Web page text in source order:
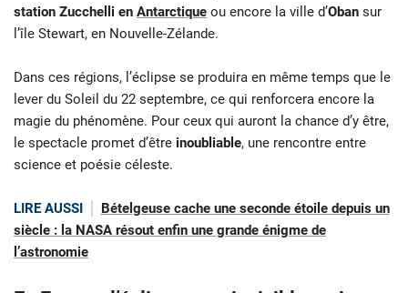
station Zucchelli en Antarctique ou encore la ville d’Oban sur
l’île Stewart, en Nouvelle-Zélande.
Dans ces régions, l’éclipse se produira en même temps que le
lever du Soleil du 22 septembre, ce qui renforcera encore la
magie du phénomène. Pour ceux qui auront la chance d’y être,
le spectacle promet d’être inoubliable, une rencontre entre
science et poésie céleste.
LIRE AUSSI
Bételgeuse cache une seconde étoile depuis un
siècle : la NASA résout enfin une grande énigme de
l’astronomie